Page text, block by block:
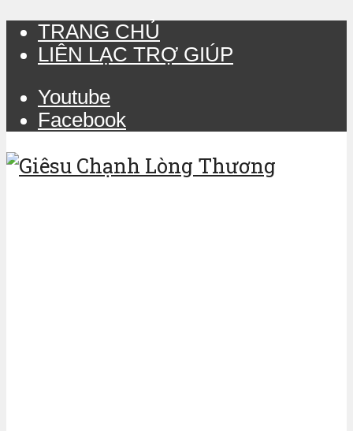
TRANG CHỦ
LIÊN LẠC TRỢ GIÚP
Youtube
Facebook